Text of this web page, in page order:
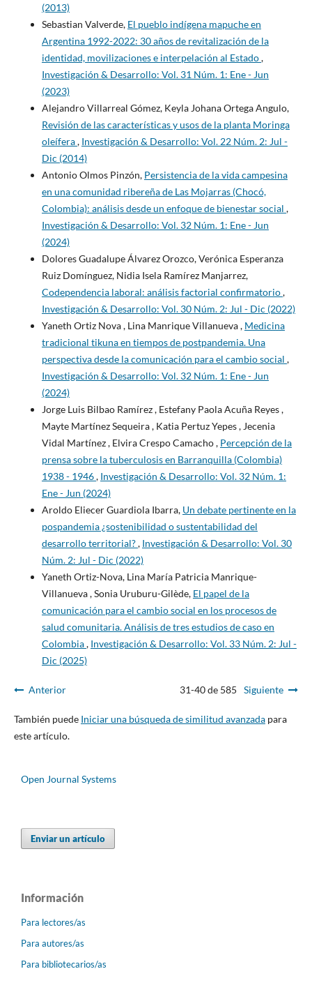
(2013)
Sebastian Valverde, El pueblo indígena mapuche en
Argentina 1992-2022: 30 años de revitalización de la
identidad, movilizaciones e interpelación al Estado,
Investigación & Desarrollo: Vol. 31 Núm. 1: Ene - Jun
(2023)
Alejandro Villarreal Gómez, Keyla Johana Ortega Angulo,
Revisión de las características y usos de la planta Moringa
oleífera, Investigación & Desarrollo: Vol. 22 Núm. 2: Jul -
Dic (2014)
Antonio Olmos Pinzón, Persistencia de la vida campesina
en una comunidad ribereña de Las Mojarras (Chocó,
Colombia): análisis desde un enfoque de bienestar social ,
Investigación & Desarrollo: Vol. 32 Núm. 1: Ene - Jun
(2024)
Dolores Guadalupe Álvarez Orozco, Verónica Esperanza
Ruiz Domínguez, Nidia Isela Ramírez Manjarrez,
Codependencia laboral: análisis factorial confirmatorio,
Investigación & Desarrollo: Vol. 30 Núm. 2: Jul - Dic (2022)
Yaneth Ortiz Nova , Lina Manrique Villanueva , Medicina
tradicional tikuna en tiempos de postpandemia. Una
perspectiva desde la comunicación para el cambio social ,
Investigación & Desarrollo: Vol. 32 Núm. 1: Ene - Jun
(2024)
Jorge Luis Bilbao Ramírez , Estefany Paola Acuña Reyes ,
Mayte Martínez Sequeira , Katia Pertuz Yepes , Jecenia
Vidal Martínez , Elvira Crespo Camacho , Percepción de la
prensa sobre la tuberculosis en Barranquilla (Colombia)
1938 - 1946, Investigación & Desarrollo: Vol. 32 Núm. 1:
Ene - Jun (2024)
Aroldo Eliecer Guardiola Ibarra, Un debate pertinente en la
pospandemia ¿sostenibilidad o sustentabilidad del
desarrollo territorial?, Investigación & Desarrollo: Vol. 30
Núm. 2: Jul - Dic (2022)
Yaneth Ortiz-Nova, Lina María Patricia Manrique-
Villanueva , Sonia Uruburu-Gilède, El papel de la
comunicación para el cambio social en los procesos de
salud comunitaria. Análisis de tres estudios de caso en
Colombia, Investigación & Desarrollo: Vol. 33 Núm. 2: Jul -
Dic (2025)
Anterior 31-40 de 585 Siguiente
También puede Iniciar una búsqueda de similitud avanzadapara
este artículo.
Open Journal Systems
Enviar un artículo
Información
Para lectores/as
Para autores/as
Para bibliotecarios/as